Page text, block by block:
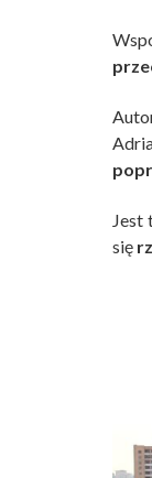
Jest
się